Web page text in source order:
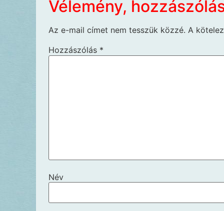
Vélemény,
Az e-mail címet nem tesszük közzé. A
Hozzászólás *
Név